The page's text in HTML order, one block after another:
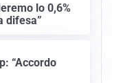
lo 0,6%
difesa”
“Accordo